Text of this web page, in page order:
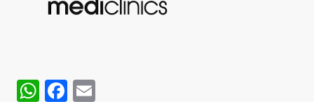
WhatsApp
Facebook